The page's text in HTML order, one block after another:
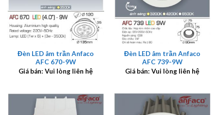
Đèn LED âm trần Anfaco
AFC 670-9W
Giá bán: Vui lòng liên hệ
Đèn LED âm trần Anfaco
AFC 739-9W
Giá bán: Vui lòng liên hệ